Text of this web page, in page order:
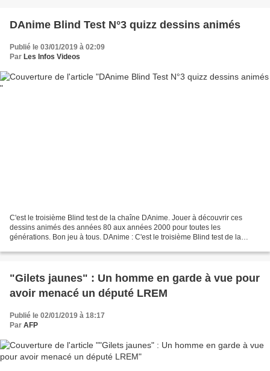
DAnime Blind Test N°3 quizz dessins animés
Publié le 03/01/2019 à 02:09
Par Les Infos Videos
C'est le troisième Blind test de la chaîne DAnime. Jouer à découvrir ces
dessins animés des années 80 aux années 2000 pour toutes les
générations. Bon jeu à tous. DAnime : C'est le troisième Blind test de la
"Gilets jaunes" : Un homme en garde à vue pour
avoir menacé un député LREM
Publié le 02/01/2019 à 18:17
Par AFP